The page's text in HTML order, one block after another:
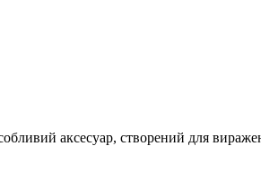
аксесуар, створений для